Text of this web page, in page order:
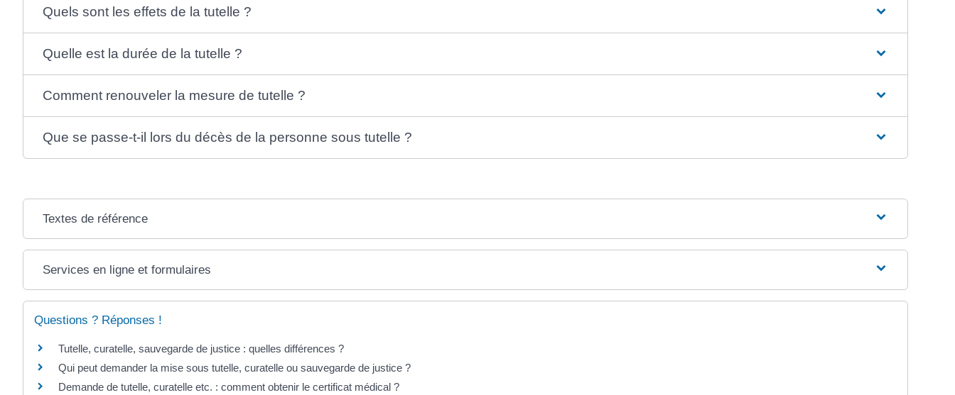
Quels sont les effets de la tutelle ?
Quelle est la durée de la tutelle ?
Comment renouveler la mesure de tutelle ?
Que se passe-t-il lors du décès de la personne sous tutelle ?
Textes de référence
Services en ligne et formulaires
Questions ? Réponses !
Tutelle, curatelle, sauvegarde de justice : quelles différences ?
Qui peut demander la mise sous tutelle, curatelle ou sauvegarde de justice ?
Demande de tutelle, curatelle etc. : comment obtenir le certificat médical ?